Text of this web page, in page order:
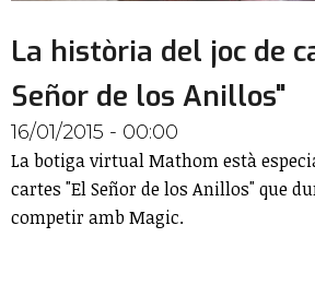
La història del joc de
Señor de los Anillos"
16/01/2015 - 00:00
La botiga virtual Mathom està
cartes "El Señor de los Anillos" que
competir amb Magic.